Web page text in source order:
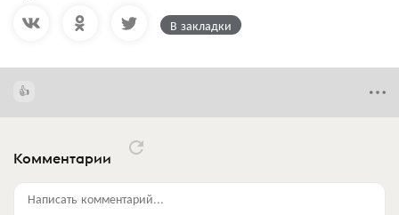
В закладки
Комментарии
Написать комментарий...